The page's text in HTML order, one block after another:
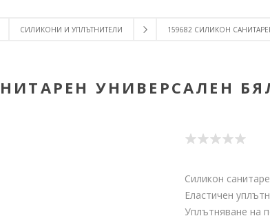
СИЛИКОНИ И УПЛЪТНИТЕЛИ 159682 СИЛИКОН
УНИВЕРСАЛЕН
Силикон
Еластичен
Уплътняване на